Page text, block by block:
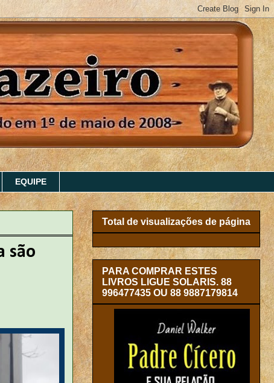
EQUIPE
são
Total de visualizações de página
PARA COMPRAR ESTES
LIVROS LIGUE SOLARIS. 88
996477435 OU 88 9887179814